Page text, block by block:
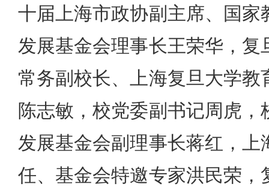
十届上海市政协副主席、国
发展基金会理事长王荣华，
常务副校长、上海复旦大学
陈志敏，校党委副书记周虎
发展基金会副理事长蒋红，
任、基金会特邀专家洪民荣